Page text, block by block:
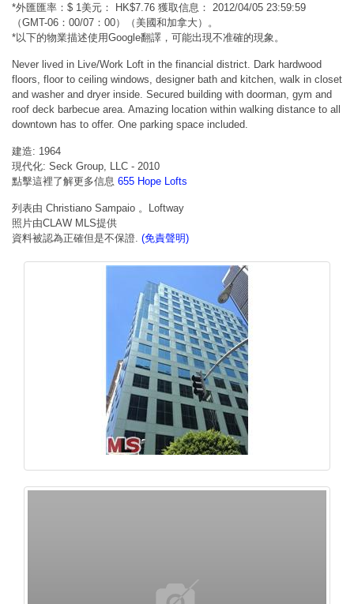
*外匯匯率：$ 1美元： HK$7.76 獲取信息： 2012/04/05 23:59:59
（GMT-06：00/07：00）（美國和加拿大）。
*以下的物業描述使用Google翻譯，可能出現不准確的現象。
Never lived in Live/Work Loft in the financial district. Dark hardwood
floors, floor to ceiling windows, designer bath and kitchen, walk in closet
and washer and dryer inside. Secured building with doorman, gym and
roof deck barbecue area. Amazing location within walking distance to all
downtown has to offer. One parking space included.
建造: 1964
現代化: Seck Group, LLC - 2010
點擊這裡了解更多信息 655 Hope Lofts
列表由 Christiano Sampaio 。Loftway
照片由CLAW MLS提供
資料被認為正確但是不保證. (免責聲明)